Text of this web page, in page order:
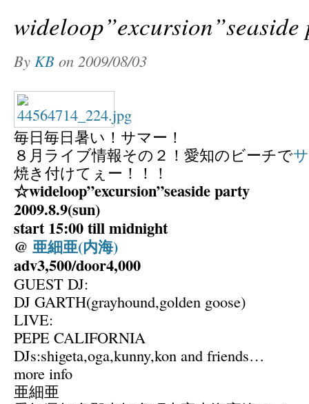
wideloop”excursion”seaside
By KB on 2009/08/03
毎日毎日暑い！サマー！
８月ライブ情報その２！愛知のビーチで
焼き付けてぇー！！！
☆wideloop”excursion”seaside party
2009.8.9(sun)
start 15:00 till midnight
@ 亜細亜(内海)
adv3,500/door4,000
GUEST DJ:
DJ GARTH(grayhound,golden goose)
LIVE:
PEPE CALIFORNIA
DJs:shigeta,oga,kunny,kon and friends…
more info
亜細亜